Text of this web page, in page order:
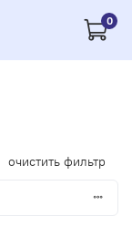
0
очистить фильтр